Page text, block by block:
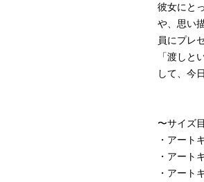
彼女にと
や、思い
員にプレ
「渡しと
して、今
〜サイズ
・アート
・アート
・アート